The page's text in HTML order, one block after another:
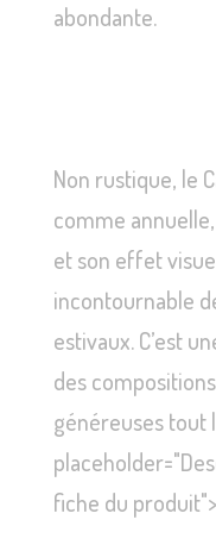
abondante.
Non rustique, le
comme
et son effet
incontournable
estivaux. C’est
des
généreuses tout
fiche du produit">